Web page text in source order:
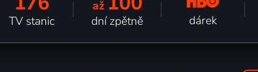
TV stanic
až
dní zpětně dárek